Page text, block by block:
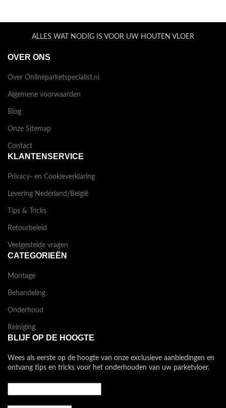
ALLES WAT NODIG IS VOOR UW HOUTEN VLOER
OVER ONS
Over Onlineparketspecialist.nl
Algemene voorwaarden
Blog
Onze Sitemap
Contact
KLANTENSERVICE
Privacy- en Cookieverklaring
Levering Nederland/België
Tips & Tricks
Retourbeleid
Veelgestelde vragen
CATEGORIEËN
Montage
Behandeling
Onderhoud
Reiniging
BLIJF OP DE HOOGTE
Wees als eerste op de hoogte van onze exclusieve aanbiedingen en
ontvang tips en tricks voor het onderhouden van uw parketvloer.